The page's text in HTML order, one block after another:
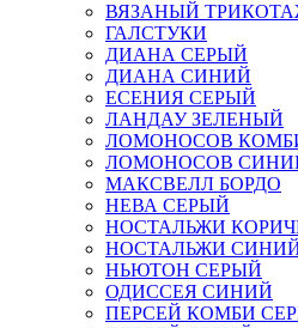
ВЯЗАНЫЙ
ГАЛСТУКИ
ДИАНА СЕРЫЙ
ДИАНА СИНИЙ
ЕСЕНИЯ СЕРЫЙ
ЛАНДАУ ЗЕЛЕНЫЙ
ЛОМОНОСОВ
ЛОМОНОСОВ
МАКСВЕЛЛ БОРДО
НЕВА СЕРЫЙ
НОСТАЛЬЖИ
НОСТАЛЬЖИ
НЬЮТОН СЕРЫЙ
ОДИССЕЯ СИНИЙ
ПЕРСЕЙ КОМБИ